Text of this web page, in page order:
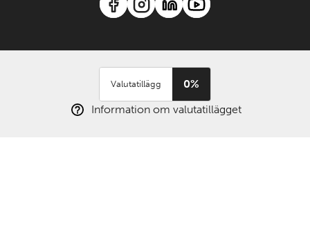
Valutatillägg
0%
Information om valutatillägget